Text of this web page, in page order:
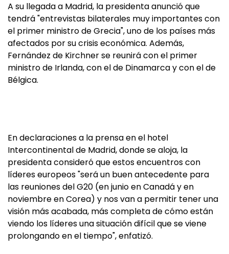
A su llegada a Madrid, la presidenta anunció que
tendrá "entrevistas bilaterales muy importantes con
el primer ministro de Grecia", uno de los países más
afectados por su crisis económica. Además,
Fernández de Kirchner se reunirá con el primer
ministro de Irlanda, con el de Dinamarca y con el de
Bélgica.
En declaraciones a la prensa en el hotel
Intercontinental de Madrid, donde se aloja, la
presidenta consideró que estos encuentros con
líderes europeos "será un buen antecedente para
las reuniones del G20 (en junio en Canadá y en
noviembre en Corea) y nos van a permitir tener una
visión más acabada, más completa de cómo están
viendo los líderes una situación difícil que se viene
prolongando en el tiempo", enfatizó.